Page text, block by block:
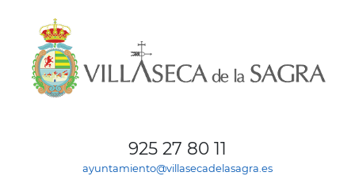
925 27 80 11
ayuntamiento@villasecadelasagra.es